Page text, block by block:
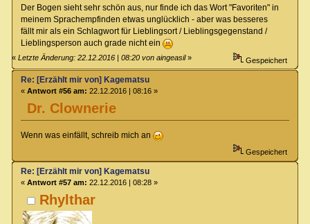
Der Bogen sieht sehr schön aus, nur finde ich das Wort "Favoriten" in
meinem Sprachempfinden etwas unglücklich - aber was besseres
fällt mir als ein Schlagwort für Lieblingsort / Lieblingsgegenstand /
Lieblingsperson auch grade nicht ein
«Letzte Änderung: 22.12.2016 | 08:20 von aingeasil» Gespeichert
Dr. Clownerie
Re: [Erzählt mir von] Kagematsu
« Antwort #56 am: 22.12.2016 | 08:16 »
Wenn was einfällt, schreib mich an
Gespeichert
Rhylthar
Re: [Erzählt mir von] Kagematsu
« Antwort #57 am: 22.12.2016 | 08:28 »